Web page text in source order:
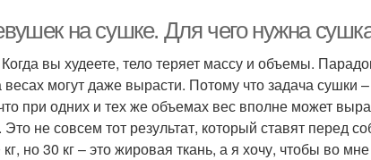
на сушке. Для чего нужна
вы худеете, тело теряет массу и объемы.
могут даже вырасти. Потому что задача
при одних и тех же объемах вес вполне может
не совсем тот результат, который ставят перед
но 30 кг – это жировая ткань, а я хочу, чтобы во